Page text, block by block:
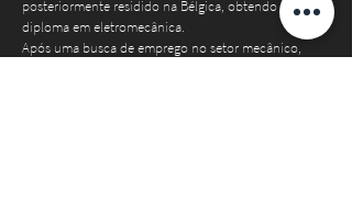
posteriormente residido na Bélgica, obtendo o seu
diploma em eletromecânica.
Após uma busca de emprego no setor mecânico,